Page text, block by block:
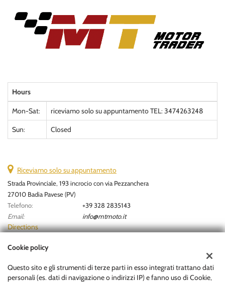
Hours
Mon-Sat: riceviamo solo su appuntamento TEL: 3474263248
Sun: Closed
Riceviamo solo su appuntamento
Strada Provinciale, 193 incrocio con via Pezzanchera
27010 Badia Pavese (PV)
Telefono:
+39 328 2835143
Email:
info@mtmoto.it
Directions
MOTOR TRADER S.R.L
Cookie policy
Questo sito e gli strumenti di terze parti in esso integrati trattano dati
personali (es. dati di navigazione o indirizzi IP) e fanno uso di Cookie,